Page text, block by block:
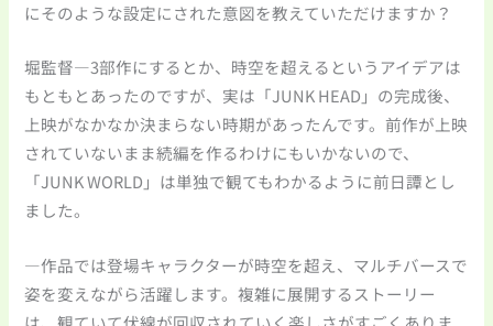
にそのような設定にされた意図を教えていただけますか？
堀監督―3部作にするとか、時空を超えるというアイデアは
もともとあったのですが、実は「JUNK HEAD」の完成後、
上映がなかなか決まらない時期があったんです。前作が上映
されていないまま続編を作るわけにもいかないので、
「JUNK WORLD」は単独で観てもわかるように前日譚とし
ました。
―作品では登場キャラクターが時空を超え、マルチバースで
姿を変えながら活躍します。複雑に展開するストーリー